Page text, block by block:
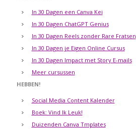
In 30 Dagen een Canva Kei
In 30 Dagen ChatGPT Genius
In 30 Dagen Reels zonder Rare Fratsen
In 30 Dagen je Eigen Online Cursus
In 30 Dagen Impact met Story E-mails
Meer cursussen
HEBBEN!
Social Media Content Kalender
Boek: Vind Ik Leuk!
Duizenden Canva Tmplates